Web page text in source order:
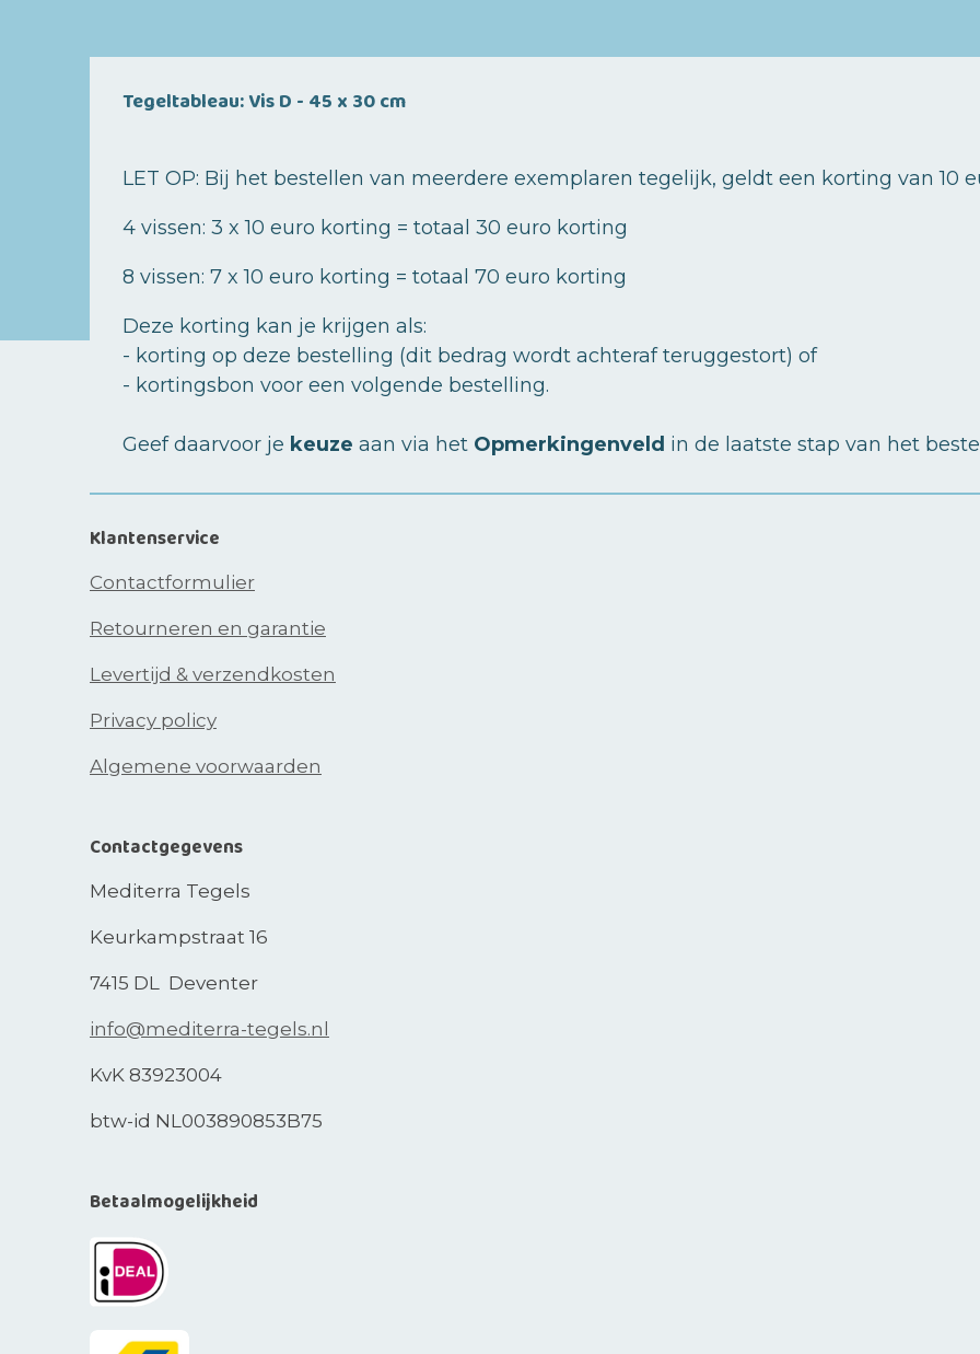
n
e
Tegeltableau: Vis D - 45 x 30 cm
LET OP: Bij het bestellen van meerdere exemplaren tegelijk, geldt een korting van 10
4 vissen: 3 x 10 euro korting = totaal 30 euro korting
8 vissen: 7 x 10 euro korting = totaal 70 euro korting
Deze korting kan je krijgen als:
- korting op deze bestelling (dit bedrag wordt achteraf teruggestort) of
- kortingsbon voor een volgende bestelling.
Geef daarvoor je keuze aan via het Opmerkingenveld in de laatste stap van het
Klantenservice
Contactformulier
Retourneren en garantie
Levertijd & verzendkosten
Privacy policy
Algemene voorwaarden
Contactgegevens
Mediterra Tegels
Keurkampstraat 16
7415 DL Deventer
info@mediterra-tegels.nl
KvK 83923004
btw-id NL003890853B75
Betaalmogelijkheid